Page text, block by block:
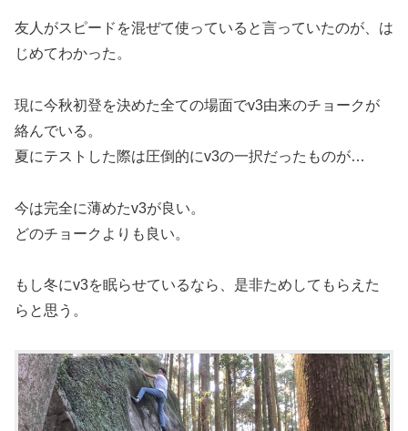
友人がスピードを混ぜて使っていると言っていたのが、は
じめてわかった。
現に今秋初登を決めた全ての場面でv3由来のチョークが
絡んでいる。
夏にテストした際は圧倒的にv3の一択だったものが…
今は完全に薄めたv3が良い。
どのチョークよりも良い。
もし冬にv3を眠らせているなら、是非ためしてもらえた
らと思う。